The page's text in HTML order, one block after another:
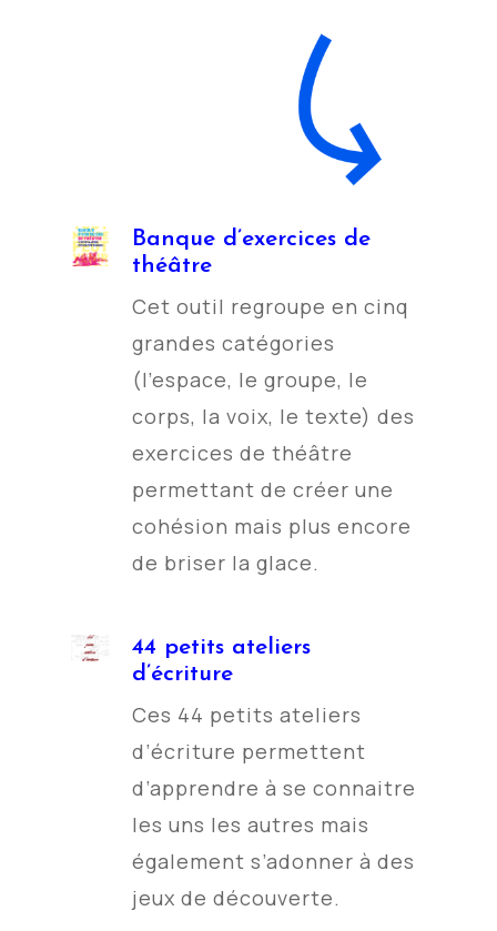
Banque d’exercices de
théâtre
Cet outil regroupe en cinq
grandes catégories
(l’espace, le groupe, le
corps, la voix, le texte) des
exercices de théâtre
permettant de créer une
cohésion mais plus encore
de briser la glace.
44 petits ateliers
d’écriture
Ces 44 petits ateliers
d’écriture permettent
d’apprendre à se connaitre
les uns les autres mais
également s’adonner à des
jeux de découverte.